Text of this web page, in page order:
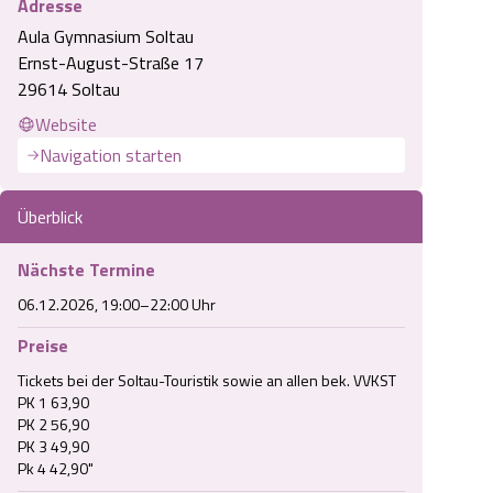
Adresse
Aula Gymnasium Soltau
Ernst-August-Straße 17
29614 Soltau
Website
Navigation starten
Überblick
Nächste Termine
06.12.2026, 19:00–22:00 Uhr
Preise
Tickets bei der Soltau-Touristik sowie an allen bek. VVKST
PK 1 63,90
PK 2 56,90
PK 3 49,90